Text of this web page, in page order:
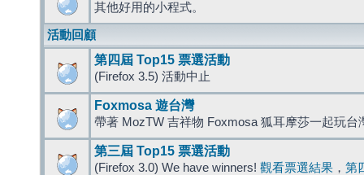
其他好用的小程式。
活動回顧
第四屆 Top15 票選活動
(Firefox 3.5) 活動中止
Foxmosa 遊台灣
帶著 MozTW 吉祥物 Foxmosa 狐耳摩莎一起玩台
第三屆 Top15 票選活動
(Firefox 3.0) We have winners! 觀看票選結果 ， 第